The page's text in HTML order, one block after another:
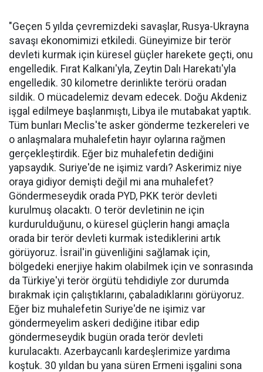
"Geçen 5 yılda çevremizdeki savaşlar, Rusya-Ukrayna
savaşı ekonomimizi etkiledi. Güneyimize bir terör
devleti kurmak için küresel güçler harekete geçti, onu
engelledik. Fırat Kalkanı'yla, Zeytin Dalı Harekatı'yla
engelledik. 30 kilometre derinlikte terörü oradan
sildik. O mücadelemiz devam edecek. Doğu Akdeniz
işgal edilmeye başlanmıştı, Libya ile mutabakat yaptık.
Tüm bunları Meclis'te asker gönderme tezkereleri ve
o anlaşmalara muhalefetin hayır oylarına rağmen
gerçekleştirdik. Eğer biz muhalefetin dediğini
yapsaydık. Suriye'de ne işimiz vardı? Askerimiz niye
oraya gidiyor demişti değil mi ana muhalefet?
Göndermeseydik orada PYD, PKK terör devleti
kurulmuş olacaktı. O terör devletinin ne için
kurdurulduğunu, o küresel güçlerin hangi amaçla
orada bir terör devleti kurmak istediklerini artık
görüyoruz. İsrail'in güvenliğini sağlamak için,
bölgedeki enerjiye hakim olabilmek için ve sonrasında
da Türkiye'yi terör örgütü tehdidiyle zor durumda
bırakmak için çalıştıklarını, çabaladıklarını görüyoruz.
Eğer biz muhalefetin Suriye'de ne işimiz var
göndermeyelim askeri dediğine itibar edip
göndermeseydik bugün orada terör devleti
kurulacaktı. Azerbaycanlı kardeşlerimize yardıma
koştuk. 30 yıldan bu yana süren Ermeni işgalini sona